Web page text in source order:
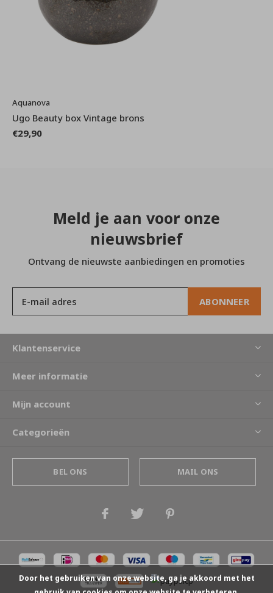
Aquanova
Ugo Beauty box Vintage brons
€29,90
Meld je aan voor onze
nieuwsbrief
Ontvang de nieuwste aanbiedingen en promoties
ABONNEER
Klantenservice
Meer informatie
Mijn account
Categorieën
BEL ONS MAIL ONS
Door het gebruiken van onze website, ga je akkoord met het